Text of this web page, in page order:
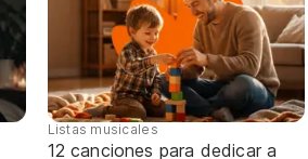
Listas musicales
12 canciones para dedicar a